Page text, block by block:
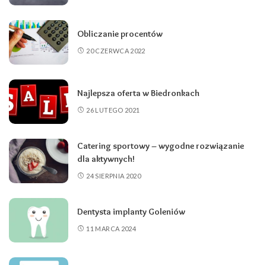
Obliczanie procentów
20 CZERWCA 2022
Najlepsza oferta w Biedronkach
26 LUTEGO 2021
Catering sportowy – wygodne rozwiązanie
dla aktywnych!
24 SIERPNIA 2020
Dentysta implanty Goleniów
11 MARCA 2024